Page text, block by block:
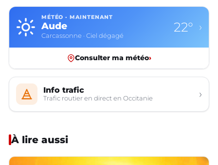
MÉTÉO · MAINTENANT
Aveyron
Rodez · Ciel dégagé
15° ›
Consulter ma météo›
Info trafic
Trafic routier en direct en Occitanie ›
À lire aussi